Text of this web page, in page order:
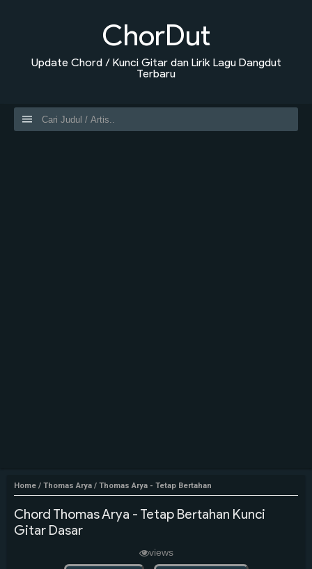
ChorDut
Update Chord / Kunci Gitar dan Lirik Lagu Dangdut
Terbaru
Home / Thomas Arya / Thomas Arya - Tetap Bertahan
Chord Thomas Arya - Tetap Bertahan Kunci
Gitar Dasar
views